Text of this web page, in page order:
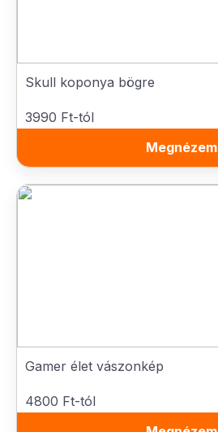
Skull koponya bögre
3990 Ft-tól
Megnézem
Gamer élet vászonkép
4800 Ft-tól